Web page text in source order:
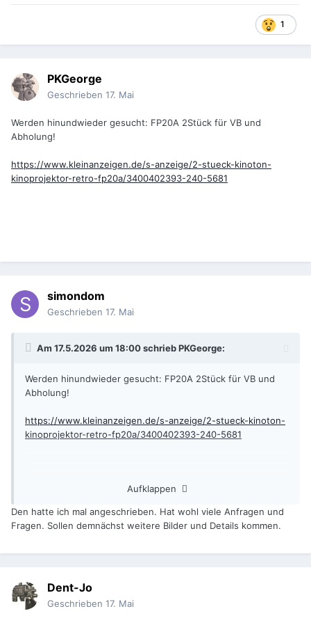
1
PKGeorge
Geschrieben 17. Mai
Werden hinundwieder gesucht: FP20A 2Stück für VB und
Abholung!
https://www.kleinanzeigen.de/s-anzeige/2-stueck-kinoton-
kinoprojektor-retro-fp20a/3400402393-240-5681
simondom
Geschrieben 17. Mai
Am 17.5.2026 um 18:00 schriebPKGeorge:
Werden hinundwieder gesucht: FP20A 2Stück für VB und
Abholung!
https://www.kleinanzeigen.de/s-anzeige/2-stueck-kinoton-
kinoprojektor-retro-fp20a/3400402393-240-5681
Aufklappen
Den hatte ich mal angeschrieben. Hat wohl viele Anfragen und
Fragen. Sollen demnächst weitere Bilder und Details kommen.
Dent-Jo
Geschrieben 17. Mai